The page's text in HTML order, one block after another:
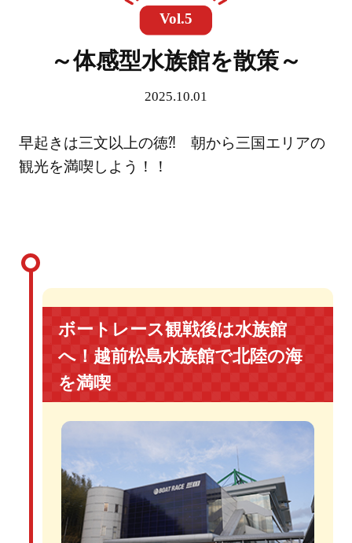
Vol.5
～体感型水族館を散策～
2025.10.01
早起きは三文以上の徳⁈ 朝から三国エリアの
観光を満喫しよう！！
ボートレース観戦後は水族館
へ！越前松島水族館で北陸の海
を満喫